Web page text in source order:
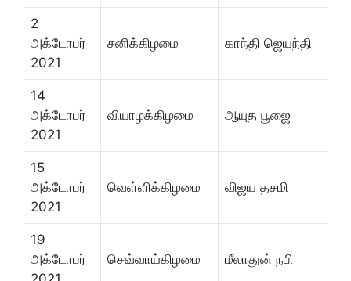
2
அக்டோபர்
2021
சனிக்கிழமை காந்தி ஜெயந்தி
14
அக்டோபர்
2021
வியாழக்கிழமை ஆயுத பூஜை
15
அக்டோபர்
2021
வெள்ளிக்கிழமை விஜய தசமி
19
அக்டோபர்
செவ்வாய்கிழமை மீலாதுன் நபி